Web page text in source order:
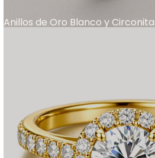
Anillos de Oro Blanco y